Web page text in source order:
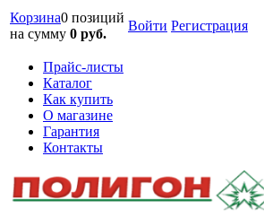
Корзина0 позиций
на сумму 0 руб.
Войти Регистрация
Прайс-листы
Каталог
Как купить
О магазине
Гарантия
Контакты